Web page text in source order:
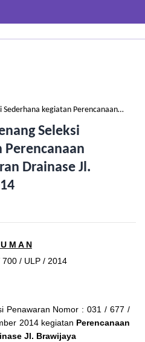
Sederhana kegiatan Perencanaan…
Seleksi
Perencanaan
Drainase Jl.
M A N
/ ULP / 2014
Penawaran Nomor : 031 / 677 /
2014 kegiatan Perencanaan
Jl. Brawijaya